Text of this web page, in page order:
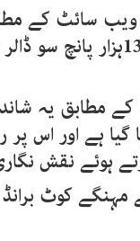
ویب سائٹ کے
مطابق یہ
گیا ہے اور اس
ہوئے نقش
کوٹ